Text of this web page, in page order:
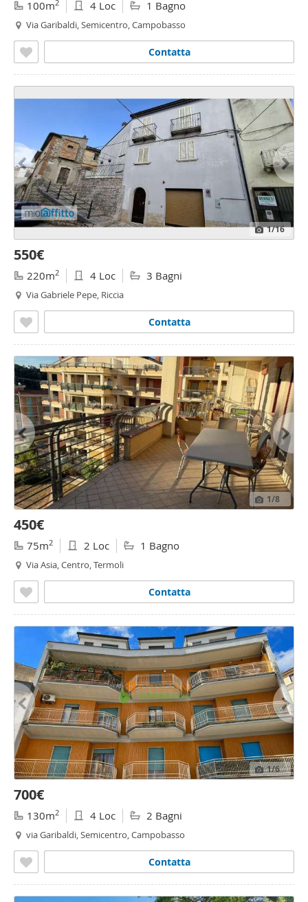
100m2 4 Loc 1 Bagno
Via Garibaldi, Semicentro, Campobasso
Contatta
1/16
550€
220m2 4 Loc 3 Bagni
Via Gabriele Pepe, Riccia
Contatta
1/8
450€
75m2 2 Loc 1 Bagno
Via Asia, Centro, Termoli
Contatta
1/6
700€
130m2 4 Loc 2 Bagni
via Garibaldi, Semicentro, Campobasso
Contatta